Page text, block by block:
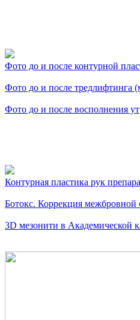
Фото до и после контурной
Фото до и после тредлифтинга
Фото до и после восполнения
Контурная пластика рук
Ботокс. Коррекция межбровной
3D мезонити в Академической